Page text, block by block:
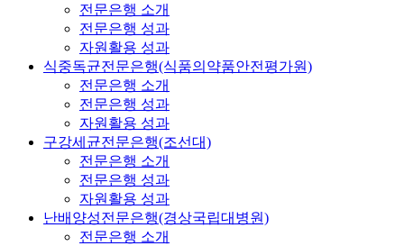
전문은행 소개
전문은행 성과
자원활용 성과
식중독균전문은행(식품의약품안전평가원)
전문은행 소개
전문은행 성과
자원활용 성과
구강세균전문은행(조선대)
전문은행 소개
전문은행 성과
자원활용 성과
난배양성전문은행(경상국립대병원)
전문은행 소개